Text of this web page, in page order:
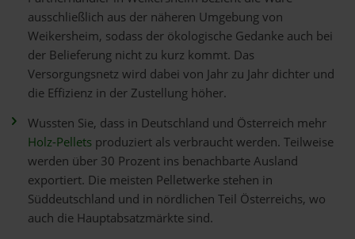
ausschließlich aus der näheren Umgebung von
Weikersheim, sodass der ökologische Gedanke auch bei
der Belieferung nicht zu kurz kommt. Das
Versorgungsnetz wird dabei von Jahr zu Jahr dichter und
die Effizienz in der Zustellung höher.
Wussten Sie, dass in Deutschland und Österreich mehr
Holz-Pellets produziert als verbraucht werden. Teilweise
werden über 30 Prozent ins benachbarte Ausland
exportiert. Die meisten Pelletwerke stehen in
Süddeutschland und in nördlichen Teil Österreichs, wo
auch die Hauptabsatzmärkte sind.